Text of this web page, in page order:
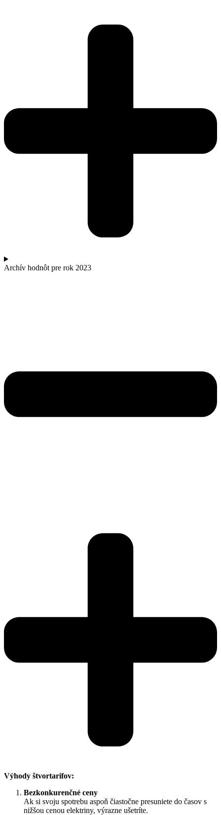
Archív hodnôt pre rok 2023
Výhody štvortarifov:
Bezkonkurenčné ceny
Ak si svoju spotrebu aspoň čiastočne presuniete do časov s
nižšou cenou elektriny, výrazne ušetríte.